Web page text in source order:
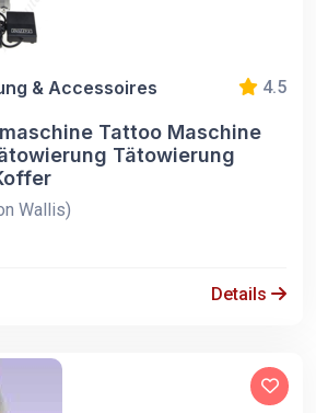
& Accessoires 4.5
Tattoo Maschine
Tätowierung
Wallis)
Details